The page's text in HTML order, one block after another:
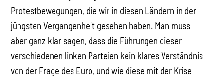
Protestbewegungen, die wir in diesen Ländern in der
jüngsten Vergangenheit gesehen haben. Man muss
aber ganz klar sagen, dass die Führungen dieser
verschiedenen linken Parteien kein klares Verständnis
von der Frage des Euro, und wie diese mit der Krise